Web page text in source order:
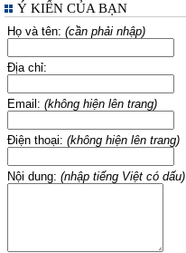
Ý KIẾN CỦA BẠN
Họ và tên: (cần phải nhập)
Địa chỉ:
Email: (không hiện lên trang)
Điện thoại: (không hiện lên trang)
Nội dung: (nhập tiếng Việt có dấu)